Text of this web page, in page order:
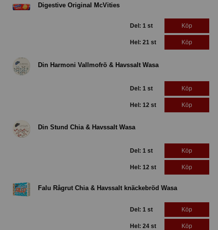
Digestive Original McVities
Del: 1 st Köp
Hel: 21 st Köp
Din Harmoni Vallmofrö & Havssalt Wasa
Del: 1 st Köp
Hel: 12 st Köp
Din Stund Chia & Havssalt Wasa
Del: 1 st Köp
Hel: 12 st Köp
Falu Rågrut Chia & Havssalt knäckebröd Wasa
Del: 1 st Köp
Hel: 24 st Köp